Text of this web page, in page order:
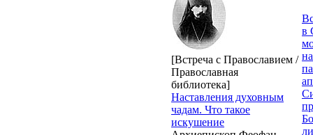
[Встреча с Православием /
Православная
библиотека]
Наставления духовным
чадам. Что такое
искушение
в